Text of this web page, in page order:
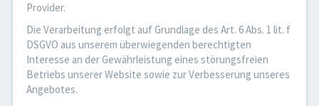
Provider.
Die Verarbeitung erfolgt auf Grundlage des Art. 6 Abs. 1 lit. f
DSGVO aus unserem überwiegenden berechtigten
Interesse an der Gewährleistung eines störungsfreien
Betriebs unserer Website sowie zur Verbesserung unseres
Angebotes.